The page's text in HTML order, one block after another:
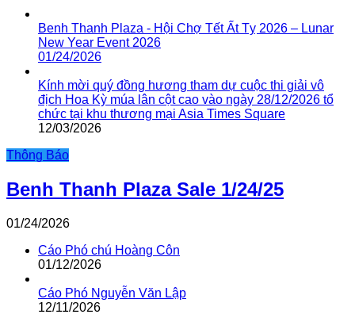
Benh Thanh Plaza - Hội Chợ Tết Ất Tỵ 2026 – Lunar
New Year Event 2026
01/24/2026
Kính mời quý đồng hương tham dự cuộc thi giải vô
địch Hoa Kỳ múa lân cột cao vào ngày 28/12/2026 tổ
chức tại khu thương mại Asia Times Square
12/03/2026
Thông Báo
Benh Thanh Plaza Sale 1/24/25
01/24/2026
Cáo Phó chú Hoàng Côn
01/12/2026
Cáo Phó Nguyễn Văn Lập
12/11/2026